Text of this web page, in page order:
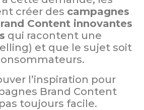
créer des campagnes
Content innovantes
qui racontent une
et que le sujet soit
l’inspiration pour
Brand Content
toujours facile.